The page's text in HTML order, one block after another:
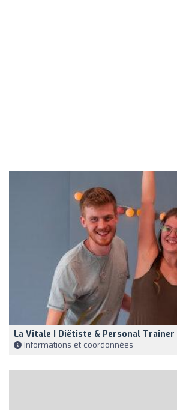
La Vitale | Diëtiste & Personal
Informations et coordonnées